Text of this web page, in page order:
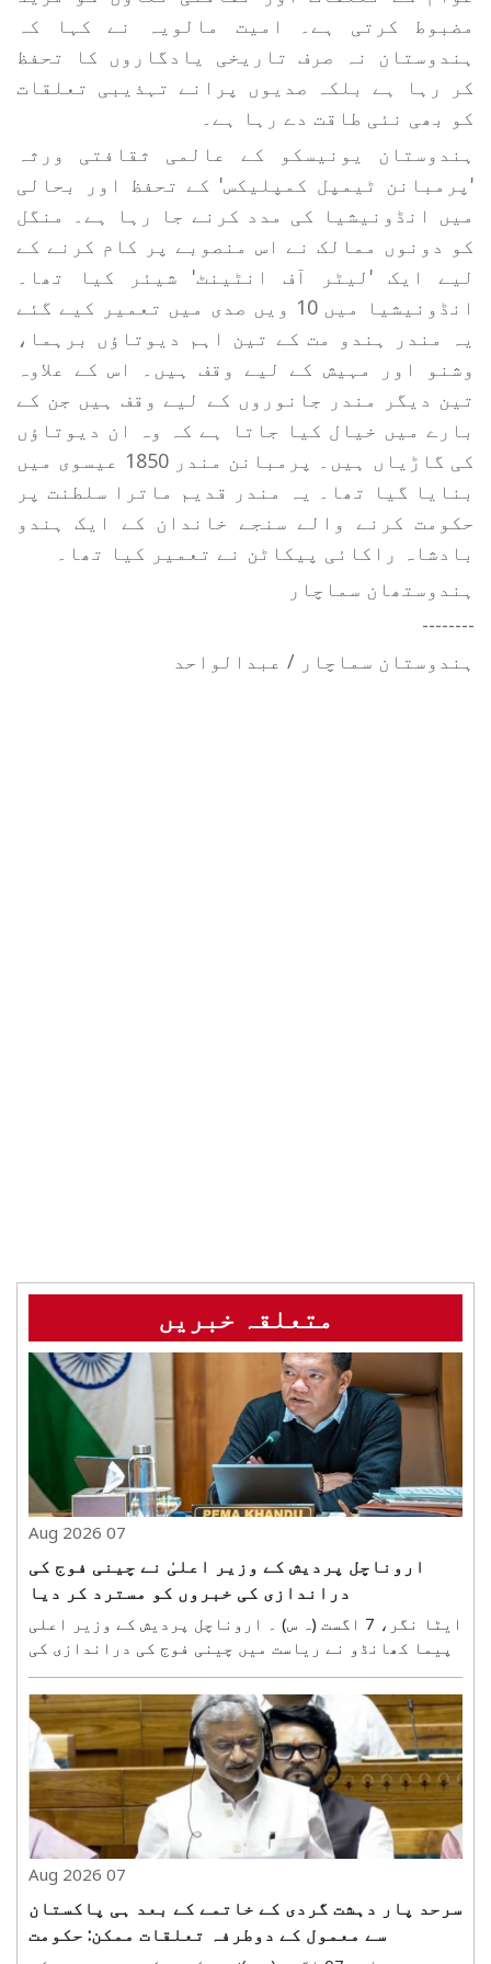
مضبوط کرتی ہے۔ امیت مالویہ نے کہا کہ
ہندوستان نہ صرف تاریخی یادگاروں کا تحفظ
کر رہا ہے بلکہ صدیوں پرانے تہذیبی تعلقات
کو بھی نئی طاقت دے رہا ہے۔
ہندوستان یونیسکو کے عالمی ثقافتی ورثہ
'پرمبانن ٹیمپل کمپلیکس' کے تحفظ اور بحالی
میں انڈونیشیا کی مدد کرنے جا رہا ہے۔ منگل
کو دونوں ممالک نے اس منصوبے پر کام کرنے کے
لیے ایک 'لیٹر آف انٹینٹ' شیئر کیا تھا۔
انڈونیشیا میں 10 ویں صدی میں تعمیر کیے گئے
یہ مندر ہندو مت کے تین اہم دیوتاؤں برہما،
وشنو اور مہیش کے لیے وقف ہیں۔ اس کے علاوہ
تین دیگر مندر جانوروں کے لیے وقف ہیں جن کے
بارے میں خیال کیا جاتا ہے کہ وہ ان دیوتاؤں
کی گاڑیاں ہیں۔ پرمبانن مندر 1850 عیسوی میں
بنایا گیا تھا۔ یہ مندر قدیم ماترا سلطنت پر
حکومت کرنے والے سنجے خاندان کے ایک ہندو
بادشاہ راکائی پیکاٹن نے تعمیر کیا تھا۔
ہندوستھان سماچار
--------
ہندوستان سماچار / عبدالواحد
متعلقہ خبریں
07 Aug 2026
اروناچل پردیش کے وزیر اعلیٰ نے چینی فوج کی
دراندازی کی خبروں کو مسترد کر دیا
ایٹا نگر، 7 اگست (ہ س) ۔ اروناچل پردیش کے وزیر اعلی
پیما کھانڈو نے ریاست میں چینی فوج کی دراندازی کی
خبروں کو مسترد کر دیا ہے۔ تاہم، انہوں نے یہ بھی
کہا کہ وہ مقامی باشندوں، انڈین آرمی، اور ویلفیئر
سوسائٹی سے بات کرکے ان دعوو¿ں کی تصدیق کریں ..
07 Aug 2026
سرحد پار دہشت گردی کے خاتمے کے بعد ہی پاکستان
سے معمول کے دوطرفہ تعلقات ممکن: حکومت